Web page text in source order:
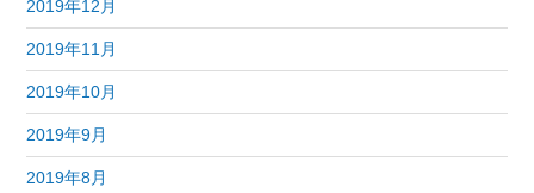
2019年12月
2019年11月
2019年10月
2019年9月
2019年8月